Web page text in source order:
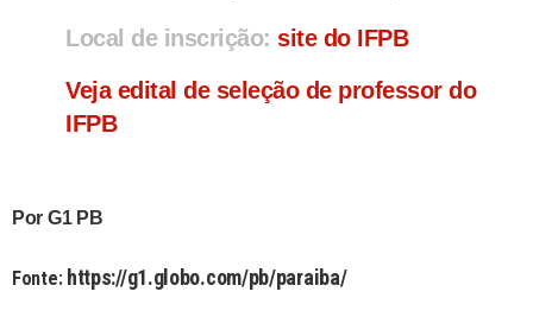
Local de inscrição: site do IFPB
Veja edital de seleção de professor do
IFPB
Por G1 PB
Fonte: https://g1.globo.com/pb/paraiba/